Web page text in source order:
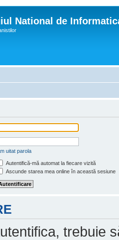
National de
uitat parola
Autentifică-mă automat la fiecare vizită
Ascunde starea mea online în această sesiune
trebuie